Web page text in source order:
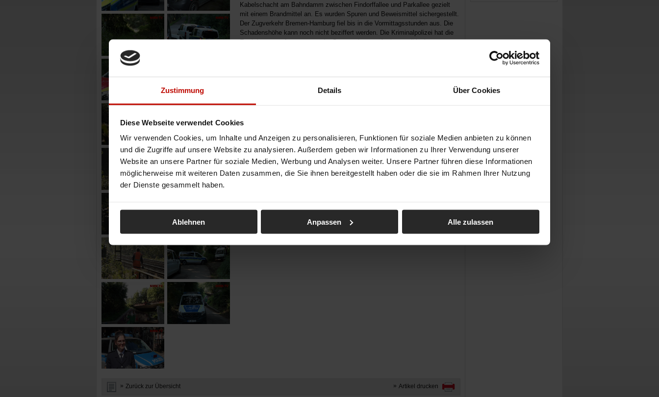
Zustimmung Details Über Cookies
Diese Webseite verwendet Cookies
Wir verwenden Cookies, um Inhalte und Anzeigen zu personalisieren, Funktionen für soziale Medien anbieten zu können
und die Zugriffe auf unsere Website zu analysieren. Außerdem geben wir Informationen zu Ihrer Verwendung unserer
Website an unsere Partner für soziale Medien, Werbung und Analysen weiter. Unsere Partner führen diese Informationen
möglicherweise mit weiteren Daten zusammen, die Sie ihnen bereitgestellt haben oder die sie im Rahmen Ihrer Nutzung
der Dienste gesammelt haben.
Ablehnen Anpassen Alle zulassen
Kabelschacht am Bahndamm zwischen Findorffallee und Parkallee gezielt
mit einem Brandmittel an. Es wurden Spuren und Beweismittel sichergestellt.
Der Zugverkehr Bremen-Hamburg fiel bis in die Vormittagsstunden aus. Die
Schadenshöhe kann noch nicht beziffert werden. Die Kriminalpolizei hat die
Ermittlungen aufgenommen, der Staatsschutz prüft einen politisch
Zurück zur Übersicht Artikel drucken